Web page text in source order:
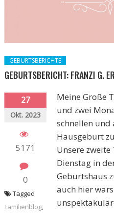
GEBURTSBERICHTE
GEBURTSBERICHT: FRANZI G.
27
Okt. 2023
5171
0
Meine Große
und zwei
schnellen und
Hausgeburt
Unsere
Dienstag in
Geburtshaus
auch hier
Tagged
Familienblog,